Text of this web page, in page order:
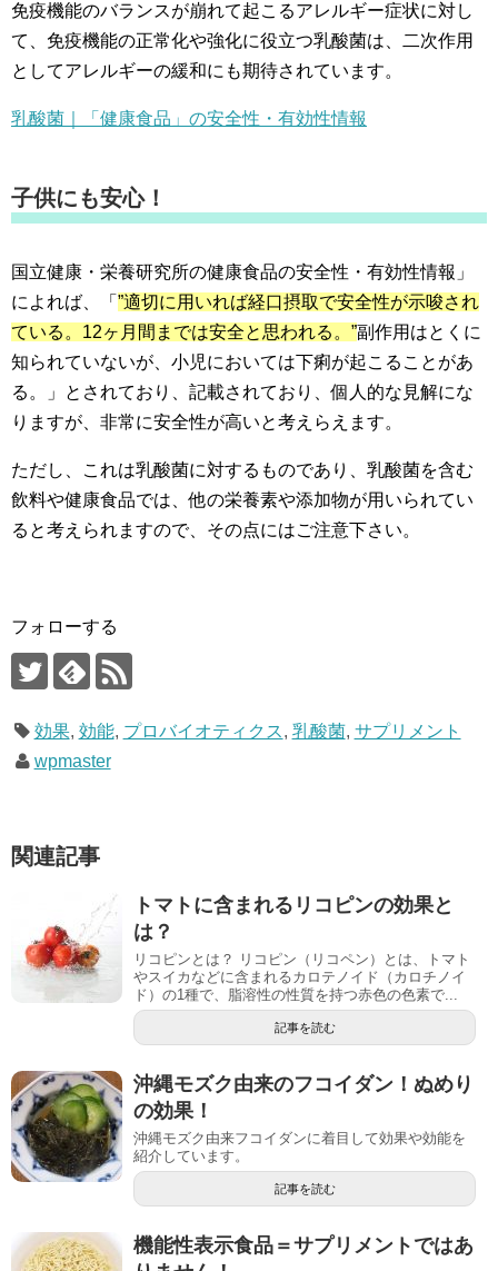
免疫機能のバランスが崩れて起こるアレルギー症状に対し
て、免疫機能の正常化や強化に役立つ乳酸菌は、二次作用
としてアレルギーの緩和にも期待されています。
乳酸菌｜「健康食品」の安全性・有効性情報
子供にも安心！
国立健康・栄養研究所の健康食品の安全性・有効性情報」
によれば、「 ”適切に用いれば経口摂取で安全性が示唆され
ている。12ヶ月間までは安全と思われる。”副作用はとくに
知られていないが、小児においては下痢が起こることがあ
る。」とされており、記載されており、個人的な見解にな
りますが、非常に安全性が高いと考えらえます。
ただし、これは乳酸菌に対するものであり、乳酸菌を含む
飲料や健康食品では、他の栄養素や添加物が用いられてい
ると考えられますので、その点にはご注意下さい。
フォローする
効果, 効能, プロバイオティクス, 乳酸菌, サプリメント
wpmaster
関連記事
トマトに含まれるリコピンの効果と
は？
リコピンとは？ リコピン（リコペン）とは、トマト
やスイカなどに含まれるカロテノイド（カロチノイ
ド）の1種で、脂溶性の性質を持つ赤色の色素で...
記事を読む
沖縄モズク由来のフコイダン！ぬめり
の効果！
沖縄モズク由来フコイダンに着目して効果や効能を
紹介しています。
記事を読む
機能性表示食品＝サプリメントではあ